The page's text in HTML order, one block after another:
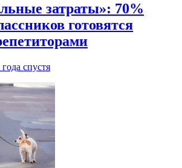
затраты»: 70%
готовятся
года спустя